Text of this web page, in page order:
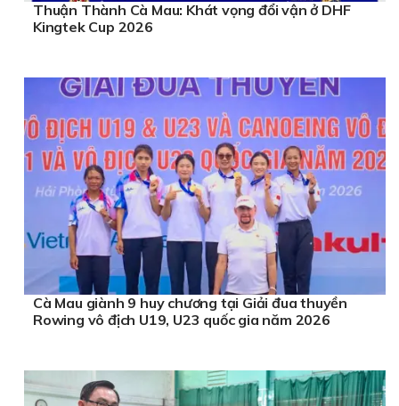
Thuận Thành Cà Mau: Khát vọng đổi vận ở DHF
Kingtek Cup 2026
Cà Mau giành 9 huy chương tại Giải đua thuyền
Rowing vô địch U19, U23 quốc gia năm 2026